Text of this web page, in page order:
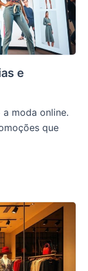
e
moda online.
que